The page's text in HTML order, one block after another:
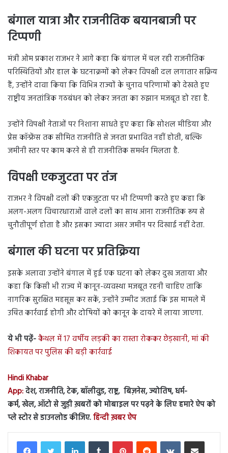
बंगाल यात्रा और राजनीतिक बयानबाजी पर
टिप्पणी
मंत्री ओम प्रकाश राजभर ने आगे कहा कि बंगाल में चल रही राजनीतिक
परिस्थितियों और हाल के घटनाक्रमों को लेकर विपक्षी दल लगातार सक्रिय
हैं, उन्होंने दावा किया कि विभिन्न राज्यों के चुनाव परिणामों को देखते हुए
राष्ट्रीय जनतांत्रिक गठबंधन को लेकर जनता का रुझान मजबूत हो रहा है.
उन्होंने विपक्षी नेताओं पर निशाना साधते हुए कहा कि सोशल मीडिया और
प्रेस कॉन्फ्रेंस तक सीमित राजनीति से जनता प्रभावित नहीं होती, बल्कि
जमीनी स्तर पर काम करने से ही राजनीतिक समर्थन मिलता है.
विपक्षी एकजुटता पर तंज
राजभर ने विपक्षी दलों की एकजुटता पर भी टिप्पणी करते हुए कहा कि
अलग-अलग विचारधाराओं वाले दलों का साथ आना राजनीतिक रूप से
चुनौतीपूर्ण होता है और इसका ज्यादा असर जमीन पर दिखाई नहीं देता.
बंगाल की घटना पर प्रतिक्रिया
इसके अलावा उन्होंने बंगाल में हुई एक घटना को लेकर दुख जताया और
कहा कि किसी भी राज्य में कानून-व्यवस्था मजबूत रहनी चाहिए ताकि
नागरिक सुरक्षित महसूस कर सकें, उन्होंने उम्मीद जताई कि इस मामले में
उचित कार्रवाई होगी और दोषियों को कानून के दायरे में लाया जाएगा.
ये भी पढ़ें-कैथल में 17 वर्षीय लड़की का रास्ता रोककर छेड़खानी, मां की
शिकायत पर पुलिस की बड़ी कार्रवाई
Hindi Khabar
App:देश, राजनीति, टेक, बॉलीवुड, राष्ट्र, बिज़नेस, ज्योतिष, धर्म-
कर्म, खेल, ऑटो से जुड़ी ख़बरों को मोबाइल पर पढ़ने के लिए हमारे ऐप को
प्ले स्टोर से डाउनलोड कीजिए.हिन्दी ख़बर ऐप
LinkedInTumblr PinterestReddit VKontakteShare via Email